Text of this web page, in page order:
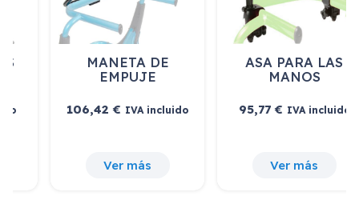
MANETA DE
EMPUJE
106,42€ IVA incluido
Ver más
ASA PARA LAS
MANOS
95,77€ IVA incluido
Ver más